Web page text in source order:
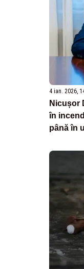
4 ian. 2026,
Nicușor
în
până în